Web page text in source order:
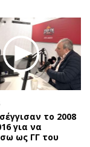
εργασία
tablets
το 2008
για να
ως ΓΓ του